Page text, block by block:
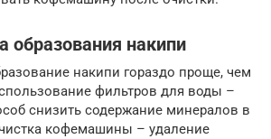
образования накипи
накипи гораздо проще, чем
фильтров для воды –
снизить содержание минералов в
кофемашины – удаление